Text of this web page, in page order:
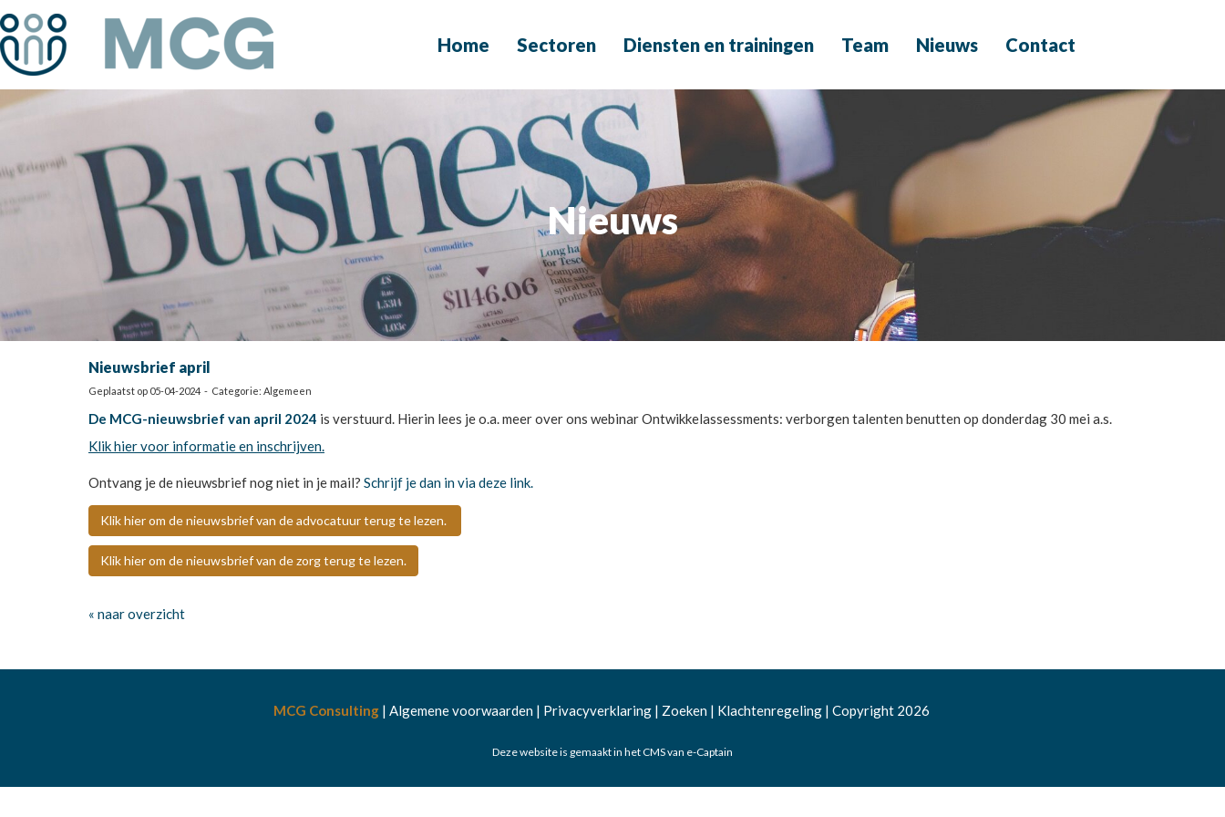
Home Sectoren Diensten en trainingen Team Nieuws Contact
Nieuws
Nieuwsbrief april
Geplaatst op 05-04-2024 - Categorie: Algemeen
De MCG-nieuwsbrief van april 2024 is verstuurd. Hierin lees je o.a. meer over ons webinar Ontwikkelassessments: verborgen talenten benutten op donderdag 30 mei a.s.
Klik hier voor informatie en inschrijven.
Ontvang je de nieuwsbrief nog niet in je mail? Schrijf je dan in via deze link.
Klik hier om de nieuwsbrief van de advocatuur terug te lezen.
Klik hier om de nieuwsbrief van de zorg terug te lezen.
« naar overzicht
MCG Consulting | Algemene voorwaarden | Privacyverklaring | Zoeken | Klachtenregeling | Copyright 2026
Deze website is gemaakt in het CMS van e-Captain